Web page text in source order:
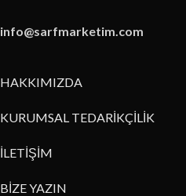
info@sarfmarketim.com
HAKKIMIZDA
KURUMSAL TEDARİKÇİLİK
İLETİŞİM
BİZE YAZIN